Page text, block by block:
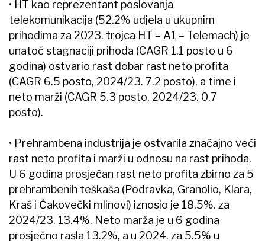
• HT kao reprezentant poslovanja
telekomunikacija (52.2% udjela u ukupnim
prihodima za 2023. trojca HT – A1 – Telemach) je
unatoč stagnaciji prihoda (CAGR 1.1 posto u 6
godina) ostvario rast dobar rast neto profita
(CAGR 6.5 posto, 2024/23. 7.2 posto), a time i
neto marži (CAGR 5.3 posto, 2024/23. 0.7
posto).
• Prehrambena industrija je ostvarila značajno veći
rast neto profita i marži u odnosu na rast prihoda.
U 6 godina prosječan rast neto profita zbirno za 5
prehrambenih teškaša (Podravka, Granolio, Klara,
Kraš i Čakovečki mlinovi) iznosio je 18.5%. za
2024/23. 13.4%. Neto marža je u 6 godina
prosječno rasla 13.2%, a u 2024. za 5.5% u